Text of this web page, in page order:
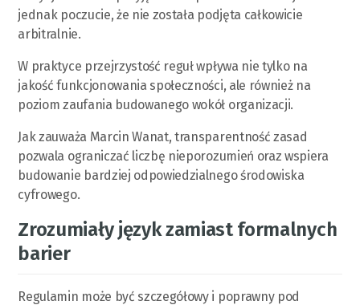
jednak poczucie, że nie została podjęta całkowicie
arbitralnie.
W praktyce przejrzystość reguł wpływa nie tylko na
jakość funkcjonowania społeczności, ale również na
poziom zaufania budowanego wokół organizacji.
Jak zauważa Marcin Wanat, transparentność zasad
pozwala ograniczać liczbę nieporozumień oraz wspiera
budowanie bardziej odpowiedzialnego środowiska
cyfrowego.
Zrozumiały język zamiast formalnych
barier
Regulamin może być szczegółowy i poprawny pod